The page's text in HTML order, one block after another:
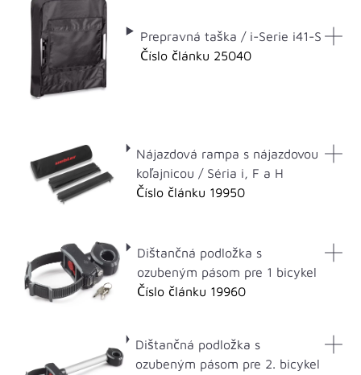
Prepravná taška / i-Serie i41-S
Číslo článku 25040
Nájazdová rampa s nájazdovou
koľajnicou / Séria i, F a H
Číslo článku 19950
Dištančná podložka s
ozubeným pásom pre 1 bicykel
Číslo článku 19960
Dištančná podložka s
ozubeným pásom pre 2. bicykel